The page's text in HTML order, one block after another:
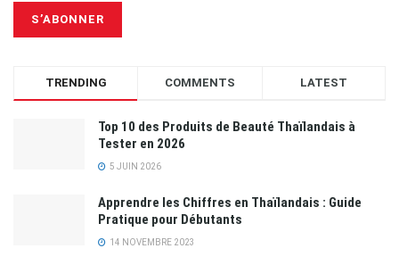
TRENDING COMMENTS LATEST
Top 10 des Produits de Beauté Thaïlandais à
Tester en 2026
5 JUIN 2026
Apprendre les Chiffres en Thaïlandais : Guide
Pratique pour Débutants
14 NOVEMBRE 2023